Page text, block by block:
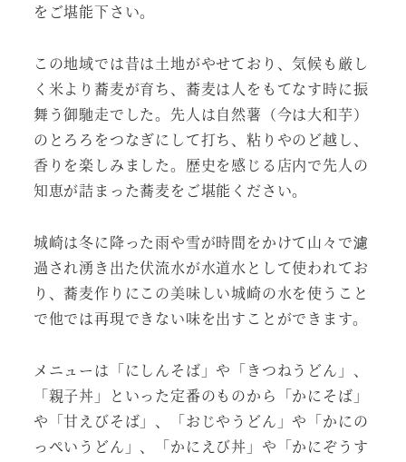
をご堪能下さい。
この地域では昔は土地がやせており、気候も厳し
く米より蕎麦が育ち、蕎麦は人をもてなす時に振
舞う御馳走でした。先人は自然薯（今は大和芋）
のとろろをつなぎにして打ち、粘りやのど越し、
香りを楽しみました。歴史を感じる店内で先人の
知恵が詰まった蕎麦をご堪能ください。
城崎は冬に降った雨や雪が時間をかけて山々で濾
過され湧き出た伏流水が水道水として使われてお
り、蕎麦作りにこの美味しい城崎の水を使うこと
で他では再現できない味を出すことができます。
メニューは「にしんそば」や「きつねうどん」、
「親子丼」といった定番のものから「かにそば」
や「甘えびそば」、「おじやうどん」や「かにの
っぺいうどん」、「かにえび丼」や「かにぞうす